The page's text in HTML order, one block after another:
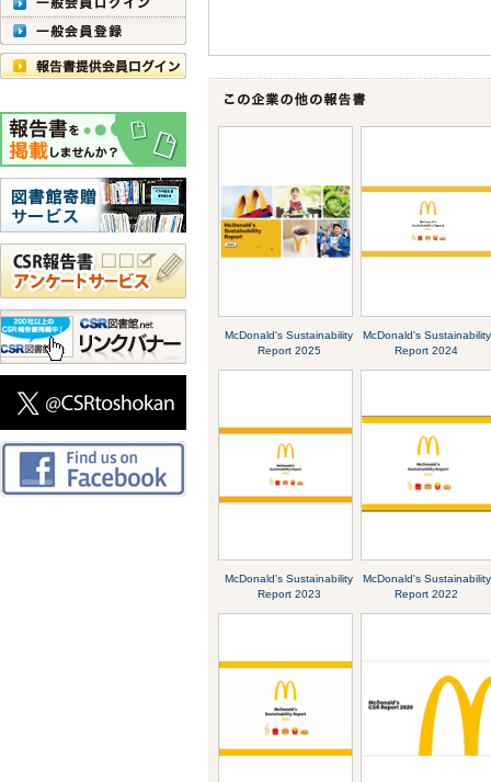
McDonald's Sustainability
Report 2025
McDonald's Sustainability
Report 2024
McDonald's Sustainability
Report 2023
McDonald's Sustainability
Report 2022